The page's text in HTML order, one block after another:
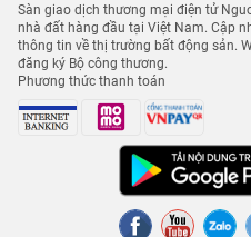
Sàn giao dịch thương mại điện tử
nhà đất hàng đầu tại Việt Nam. Cập
thông tin về thị trường bất động sản.
đăng ký Bộ công thương.
Phương thức thanh toán